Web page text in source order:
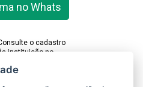
no Whats
o cadastro
instituição no